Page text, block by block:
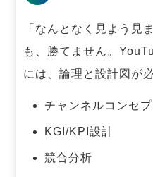
「なんとなく見よう見
も、勝てません。
には、論理と設計図が
チャンネルコンセ
KGI/KPI設計
競合分析